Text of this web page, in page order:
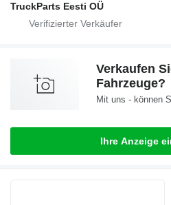
TruckParts Eesti OÜ
Verkaufen
Fahrzeuge?
Mit uns - können
Ihre Anzeige